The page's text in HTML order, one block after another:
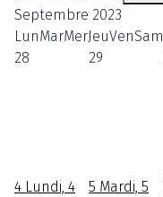
Septembre 2023
LunMarMerJeuVenSam
28
29
4 Lundi, 4 5 Mardi, 5